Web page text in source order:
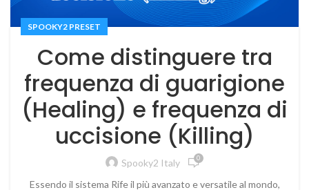
SPOOKY2 PRESET
Come distinguere tra
frequenza di guarigione
(Healing) e frequenza di
uccisione (Killing)
Spooky2 Italy 0
Essendo il sistema Rife il più avanzato e versatile al mondo,